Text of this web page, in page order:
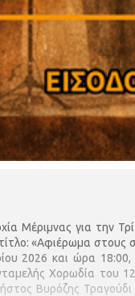
Μέριμνας για την
«Αφιέρωμα
2026 και ώρα
Χορωδία του
Βυρόζης Τραγούδι